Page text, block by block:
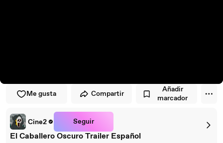
Me gusta Compartir
Añadir
marcador
Cine2 Seguir
El Caballero Oscuro Trailer Español